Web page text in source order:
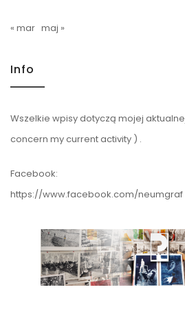
« mar maj »
Info
Wszelkie wpisy dotyczą mojej
concern my current activity ) .
Facebook:
https://www.facebook.com/neumgraf